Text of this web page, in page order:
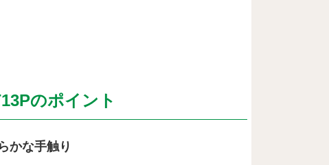
のポイント
かな手触り